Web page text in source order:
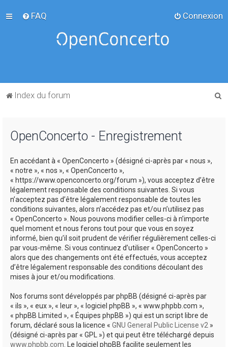
FAQ Connexion
Index du forum
OpenConcerto - Enregistrement
En accédant à « OpenConcerto » (désigné ci-après par « nous »,
« notre », « nos », « OpenConcerto »,
« https://www.openconcerto.org/forum »), vous acceptez d’être
légalement responsable des conditions suivantes. Si vous
n’acceptez pas d’être légalement responsable de toutes les
conditions suivantes, alors n’accédez pas et/ou n’utilisez pas
« OpenConcerto ». Nous pouvons modifier celles-ci à n’importe
quel moment et nous ferons tout pour que vous en soyez
informé, bien qu’il soit prudent de vérifier régulièrement celles-ci
par vous-même. Si vous continuez d’utiliser « OpenConcerto »
alors que des changements ont été effectués, vous acceptez
d’être légalement responsable des conditions découlant des
mises à jour et/ou modifications.
Nos forums sont développés par phpBB (désigné ci-après par
« ils », « eux », « leur », « logiciel phpBB », « www.phpbb.com »,
« phpBB Limited », « Équipes phpBB ») qui est un script libre de
forum, déclaré sous la licence « GNU General Public License v2 »
(désigné ci-après par « GPL ») et qui peut être téléchargé depuis
www.phpbb.com. Le logiciel phpBB facilite seulement les